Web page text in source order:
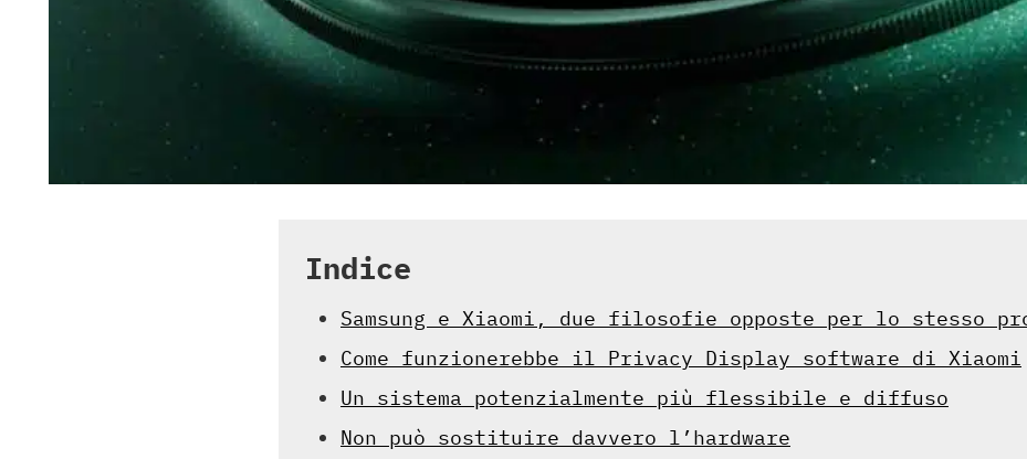
Indice
Samsung e Xiaomi, due filosofie opposte per lo stesso
Come funzionerebbe il Privacy Display software di Xiaomi
Un sistema potenzialmente più flessibile e diffuso
Non può sostituire davvero l’hardware